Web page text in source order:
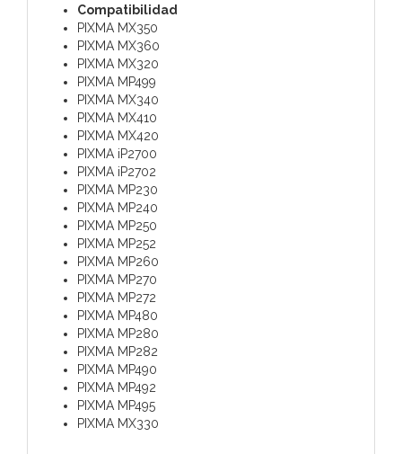
Compatibilidad
PIXMA MX350
PIXMA MX360
PIXMA MX320
PIXMA MP499
PIXMA MX340
PIXMA MX410
PIXMA MX420
PIXMA iP2700
PIXMA iP2702
PIXMA MP230
PIXMA MP240
PIXMA MP250
PIXMA MP252
PIXMA MP260
PIXMA MP270
PIXMA MP272
PIXMA MP480
PIXMA MP280
PIXMA MP282
PIXMA MP490
PIXMA MP492
PIXMA MP495
PIXMA MX330